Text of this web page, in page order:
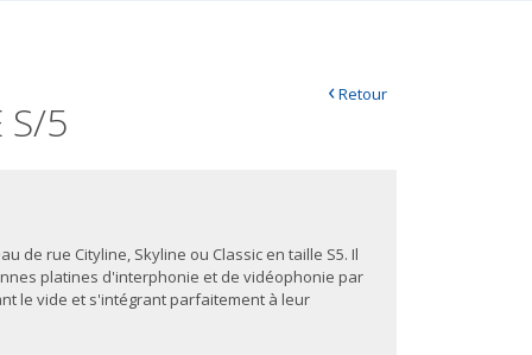
S/5
‹Retour
de rue Cityline, Skyline ou Classic en taille S5. Il
platines d'interphonie et de vidéophonie par
le vide et s'intégrant parfaitement à leur